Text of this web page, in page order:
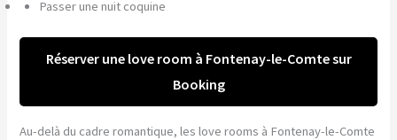
Passer une nuit coquine
Réserver une love room à Fontenay-le-Comte sur
Booking
Au-delà du cadre romantique, les love rooms à Fontenay-le-Comte